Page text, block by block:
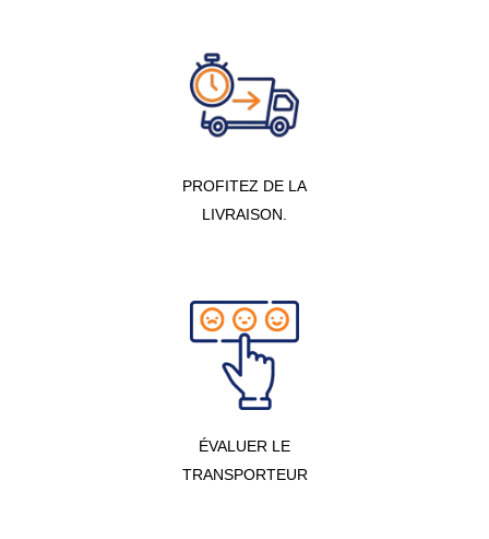
PROFITEZ DE LA
LIVRAISON.
ÉVALUER LE
TRANSPORTEUR